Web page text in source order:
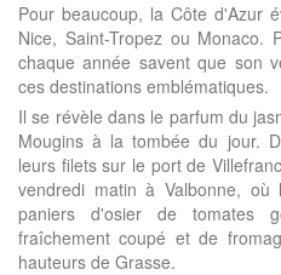
Pour beaucoup, la Côte d'Azur
Nice, Saint-Tropez ou Monaco.
chaque année savent que son
ces destinations emblématiques.
Il se révèle dans le parfum du
Mougins à la tombée du jour.
leurs filets sur le port de
vendredi matin à Valbonne, où
paniers d'osier de tomates
fraîchement coupé et de
hauteurs de Grasse.